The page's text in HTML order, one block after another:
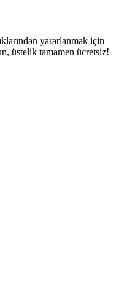
yararlanmak için
üstelik tamamen ücretsiz!